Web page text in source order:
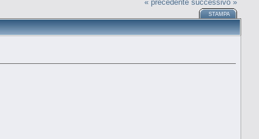
« precedente successivo »
STAMPA